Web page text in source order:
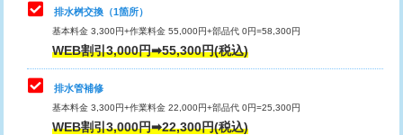
コンクリート斫り（厚さ10㎝まで）
コンクリート斫り（厚さ10㎝超え）
モルタル補修（厚さ10㎝まで）
モルタル補修（厚さ10㎝超え）
交換・取付(単水栓（壁付・デッキ
式）)
交換・取付(混合水栓（壁付・デッキ
式・ワンホール）)
16,500円+材料費
交換・取付(排水栓・排水トラップ
排水桝交換（1箇所）
基本料金 3,300円+作業料金 55,000円+部品代 0円=58,300円
WEB割引3,000円➡55,300円(税込)
排水管補修
基本料金 3,300円+作業料金 22,000円+部品代 0円=25,300円
WEB割引3,000円➡22,300円(税込)